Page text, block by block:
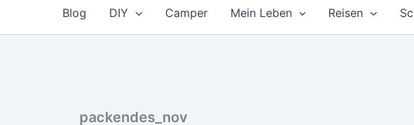
Blog DIY Camper Mein Leben Reisen
packendes_nov